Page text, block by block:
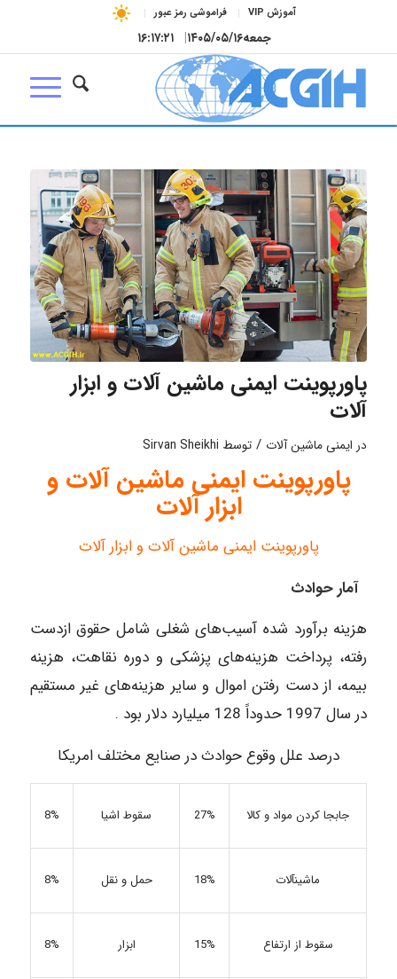
آموزش VIP فراموشی رمز عبور
جمعه۱۴۰۵/۰۵/۱۶| ۱۶:۱۷:۲۲
پاورپوینت ایمنی ماشین آلات و ابزار
آلات
در ایمنی ماشین آلات / توسط Sirvan Sheikhi
پاورپوینت ایمنی ماشین آلات و
ابزار آلات
پاورپوینت ایمنی ماشین آلات و ابزار آلات
آمار حوادث
هزینه‌ برآورد شده آسیب‌های شغلی شامل حقوق ازدست
رفته، پرداخت هزینه‌های پزشکی و دوره نقاهت، هزینه
بیمه، از دست رفتن اموال و سایر هزینه‌های غیر مستقیم
در سال 1997 حدوداً 128 میلیارد دلار بود .
درصد علل وقوع حوادث در صنایع مختلف امریکا
جابجا کردن مواد و کالا 27% سقوط اشیا 8%
ماشین‏آلات 18% حمل و نقل 8%
سقوط از ارتفاع 15% ابزار 8%